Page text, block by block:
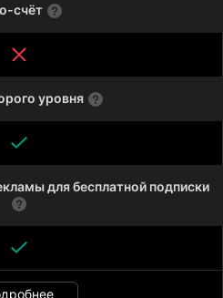
счёт
уровня
для бесплатной подписки